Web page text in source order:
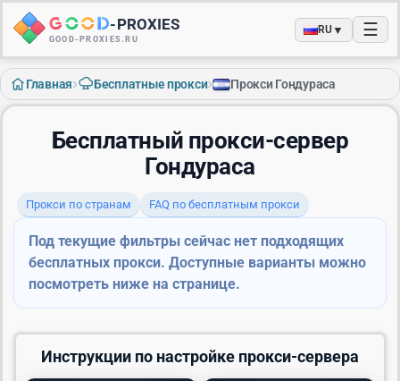
-PROXIES
GOOD-PROXIES.RU
RU▼ ☰
Главная› Бесплатные прокси› Прокси Гондураса
Бесплатный прокси-сервер
Гондураса
Прокси по странам FAQ по бесплатным прокси
Под текущие фильтры сейчас нет подходящих
бесплатных прокси. Доступные варианты можно
посмотреть ниже на странице.
Инструкции по настройке прокси-сервера